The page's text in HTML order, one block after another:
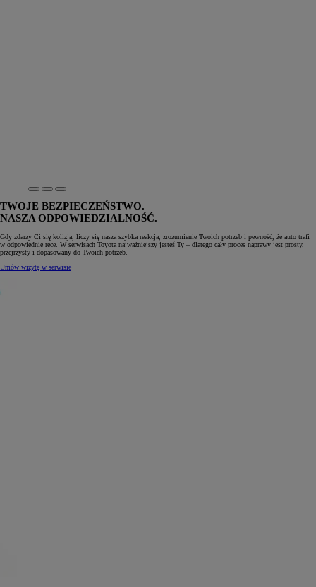
TWOJE BEZPIECZEŃSTWO.
NASZA ODPOWIEDZIALNOŚĆ.
Gdy zdarzy Ci się kolizja, liczy się nasza szybka reakcja, zrozumienie Twoich potrzeb i pewność, że auto trafi
w odpowiednie ręce. W serwisach Toyota najważniejszy jesteś Ty – dlatego cały proces naprawy jest prosty,
przejrzysty i dopasowany do Twoich potrzeb.
Umów wizytę w serwisie